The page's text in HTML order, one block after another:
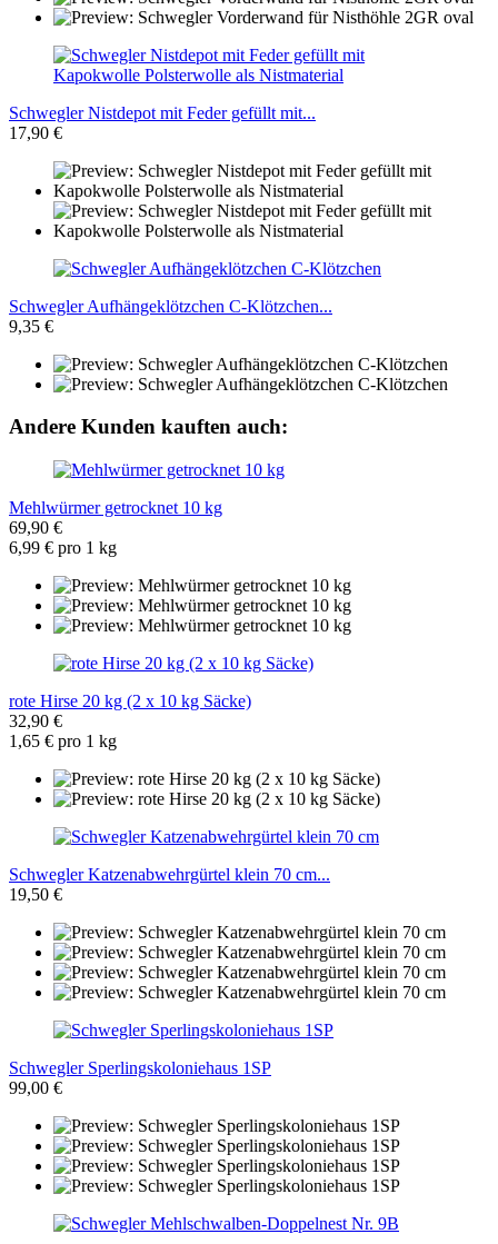
Schwegler Nistdepot mit Feder gefüllt mit...
17,90 €
Schwegler Aufhängeklötzchen C-Klötzchen...
9,35 €
Andere Kunden kauften auch:
Mehlwürmer getrocknet 10 kg
69,90 €
6,99 € pro 1 kg
rote Hirse 20 kg (2 x 10 kg Säcke)
32,90 €
1,65 € pro 1 kg
Schwegler Katzenabwehrgürtel klein 70 cm...
19,50 €
Schwegler Sperlingskoloniehaus 1SP
99,00 €